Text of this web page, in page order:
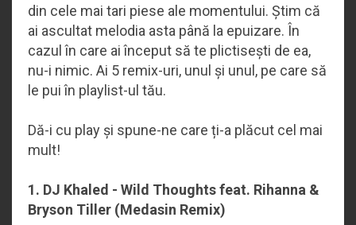
din cele mai tari piese ale momentului. Știm că
ai ascultat melodia asta până la epuizare. În
cazul în care ai început să te plictisești de ea,
nu-i nimic. Ai 5 remix-uri, unul și unul, pe care să
le pui în playlist-ul tău.
Dă-i cu play și spune-ne care ți-a plăcut cel mai
mult!
1. DJ Khaled - Wild Thoughtsfeat. Rihanna &
Bryson Tiller (Medasin Remix)